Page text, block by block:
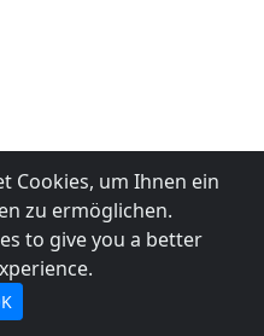
Cookies, um Ihnen ein
zu ermöglichen.
to give you a better